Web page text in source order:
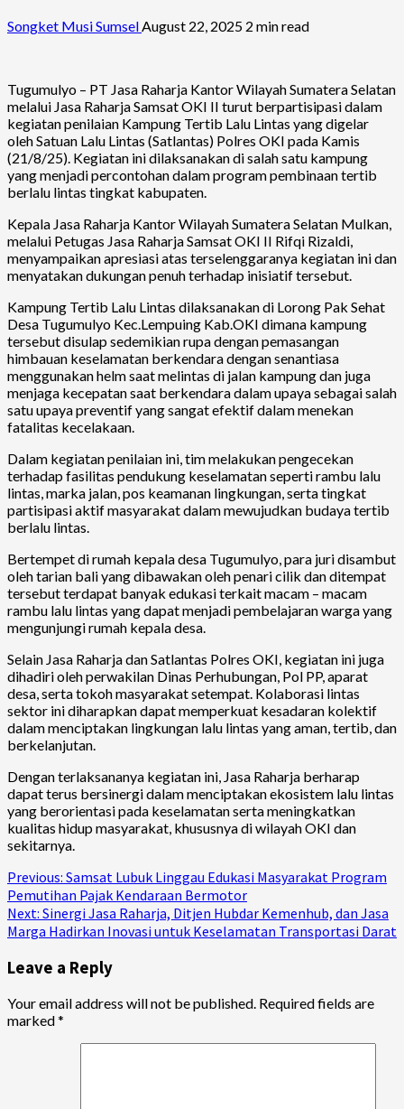
Songket Musi SumselAugust 22, 2025 2 min read
Tugumulyo – PT Jasa Raharja Kantor Wilayah Sumatera Selatan
melalui Jasa Raharja Samsat OKI II turut berpartisipasi dalam
kegiatan penilaian Kampung Tertib Lalu Lintas yang digelar
oleh Satuan Lalu Lintas (Satlantas) Polres OKI pada Kamis
(21/8/25). Kegiatan ini dilaksanakan di salah satu kampung
yang menjadi percontohan dalam program pembinaan tertib
berlalu lintas tingkat kabupaten.
Kepala Jasa Raharja Kantor Wilayah Sumatera Selatan Mulkan,
melalui Petugas Jasa Raharja Samsat OKI II Rifqi Rizaldi,
menyampaikan apresiasi atas terselenggaranya kegiatan ini dan
menyatakan dukungan penuh terhadap inisiatif tersebut.
Kampung Tertib Lalu Lintas dilaksanakan di Lorong Pak Sehat
Desa Tugumulyo Kec.Lempuing Kab.OKI dimana kampung
tersebut disulap sedemikian rupa dengan pemasangan
himbauan keselamatan berkendara dengan senantiasa
menggunakan helm saat melintas di jalan kampung dan juga
menjaga kecepatan saat berkendara dalam upaya sebagai salah
satu upaya preventif yang sangat efektif dalam menekan
fatalitas kecelakaan.
Dalam kegiatan penilaian ini, tim melakukan pengecekan
terhadap fasilitas pendukung keselamatan seperti rambu lalu
lintas, marka jalan, pos keamanan lingkungan, serta tingkat
partisipasi aktif masyarakat dalam mewujudkan budaya tertib
berlalu lintas.
Bertempet di rumah kepala desa Tugumulyo, para juri disambut
oleh tarian bali yang dibawakan oleh penari cilik dan ditempat
tersebut terdapat banyak edukasi terkait macam – macam
rambu lalu lintas yang dapat menjadi pembelajaran warga yang
mengunjungi rumah kepala desa.
Selain Jasa Raharja dan Satlantas Polres OKI, kegiatan ini juga
dihadiri oleh perwakilan Dinas Perhubungan, Pol PP, aparat
desa, serta tokoh masyarakat setempat. Kolaborasi lintas
sektor ini diharapkan dapat memperkuat kesadaran kolektif
dalam menciptakan lingkungan lalu lintas yang aman, tertib, dan
berkelanjutan.
Dengan terlaksananya kegiatan ini, Jasa Raharja berharap
dapat terus bersinergi dalam menciptakan ekosistem lalu lintas
yang berorientasi pada keselamatan serta meningkatkan
kualitas hidup masyarakat, khususnya di wilayah OKI dan
sekitarnya.
Continue
Reading
Previous: Samsat Lubuk Linggau Edukasi Masyarakat Program
Pemutihan Pajak Kendaraan Bermotor
Next: Sinergi Jasa Raharja, Ditjen Hubdar Kemenhub, dan Jasa
Marga Hadirkan Inovasi untuk Keselamatan Transportasi Darat
Leave a Reply
Your email address will not be published. Required fields are
marked*